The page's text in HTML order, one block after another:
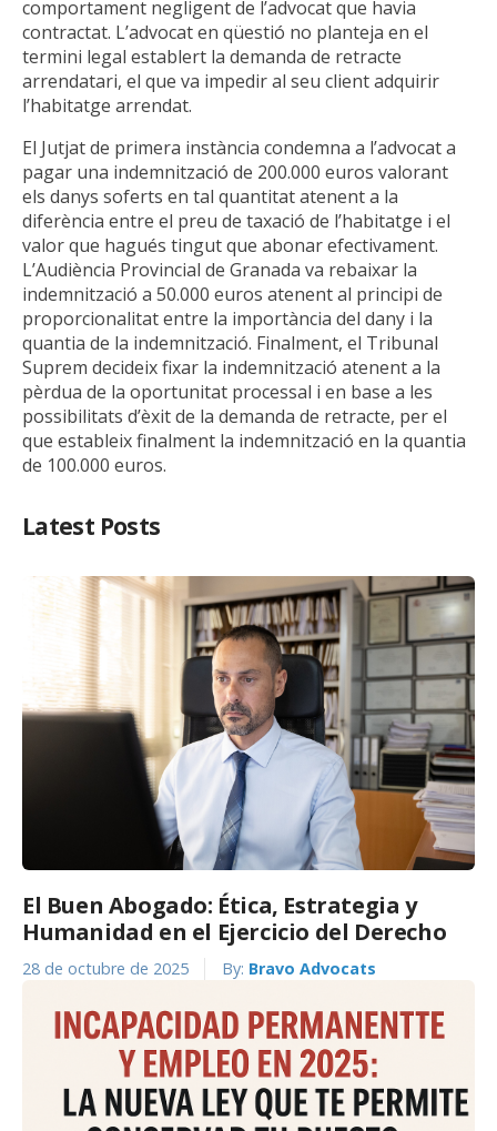
comportament negligent de l’advocat que havia
contractat. L’advocat en qüestió no planteja en el
termini legal establert la demanda de retracte
arrendatari, el que va impedir al seu client adquirir
l’habitatge arrendat.
El Jutjat de primera instància condemna a l’advocat a
pagar una indemnització de 200.000 euros valorant
els danys soferts en tal quantitat atenent a la
diferència entre el preu de taxació de l’habitatge i el
valor que hagués tingut que abonar efectivament.
L’Audiència Provincial de Granada va rebaixar la
indemnització a 50.000 euros atenent al principi de
proporcionalitat entre la importància del dany i la
quantia de la indemnització. Finalment, el Tribunal
Suprem decideix fixar la indemnització atenent a la
pèrdua de la oportunitat processal i en base a les
possibilitats d’èxit de la demanda de retracte, per el
que estableix finalment la indemnització en la quantia
de 100.000 euros.
Latest Posts
El Buen Abogado: Ética, Estrategia y
Humanidad en el Ejercicio del Derecho
28 de octubre de 2025 By: Bravo Advocats